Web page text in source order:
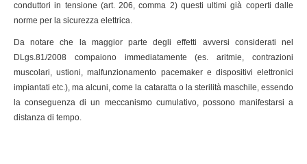
conduttori in tensione (art. 206, comma 2) questi ultimi già coperti dalle
norme per la sicurezza elettrica.
Da notare che la maggior parte degli effetti avversi considerati nel
DLgs.81/2008 compaiono immediatamente (es. aritmie, contrazioni
muscolari, ustioni, malfunzionamento pacemaker e dispositivi elettronici
impiantati etc.), ma alcuni, come la cataratta o la sterilità maschile, essendo
la conseguenza di un meccanismo cumulativo, possono manifestarsi a
distanza di tempo.